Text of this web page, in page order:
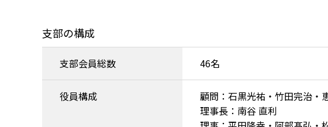
支部の構成
支部会員総数 46名
役員構成
顧問：石黒光祐・竹田完治・
理事長：南谷 直利